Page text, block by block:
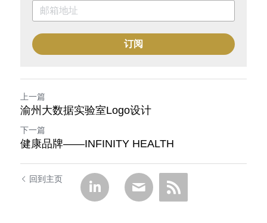
订阅
上一篇
渝州大数据实验室Logo设计
下一篇
健康品牌——INFINITY HEALTH
回到主页